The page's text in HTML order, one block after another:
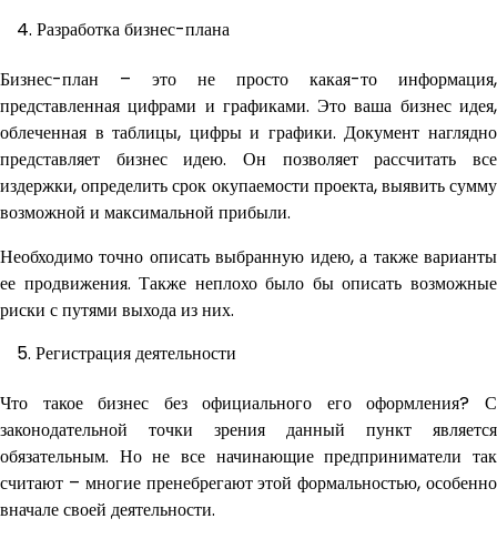
Разработка бизнес-плана
Бизнес-план – это не просто какая-то информация,
представленная цифрами и графиками. Это ваша бизнес идея,
облеченная в таблицы, цифры и графики. Документ наглядно
представляет бизнес идею. Он позволяет рассчитать все
издержки, определить срок окупаемости проекта, выявить сумму
возможной и максимальной прибыли.
Необходимо точно описать выбранную идею, а также варианты
ее продвижения. Также неплохо было бы описать возможные
риски с путями выхода из них.
Регистрация деятельности
Что такое бизнес без официального его оформления? С
законодательной точки зрения данный пункт является
обязательным. Но не все начинающие предприниматели так
считают – многие пренебрегают этой формальностью, особенно
вначале своей деятельности.